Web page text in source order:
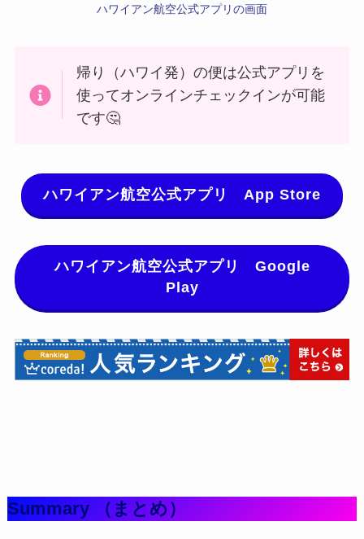
ハワイアン航空公式アプリの画面
帰り（ハワイ発）の便は公式アプリを
使ってオンラインチェックインが可能
です🤔
ハワイアン航空公式アプリ App Store
ハワイアン航空公式アプリ Google
Play
Summary （まとめ）